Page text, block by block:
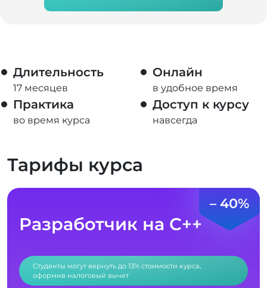
Длительность
17 месяцев
Онлайн
в удобное время
Практика
во время курса
Доступ к курсу
навсегда
Тарифы курса
– 40%
Разработчик на С++
Студенты могут вернуть до 13% стоимости курса,
оформив налоговый вычет